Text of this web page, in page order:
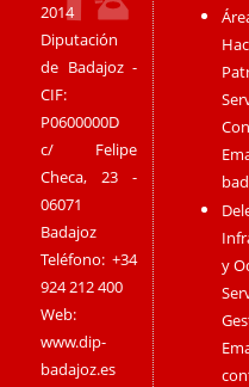
2014
Diputación
de Badajoz -
CIF:
P0600000D
c/ Felipe
Checa, 23 -
06071
Badajoz
Teléfono: +34
924 212 400
Web:
www.dip-
badajoz.es
y